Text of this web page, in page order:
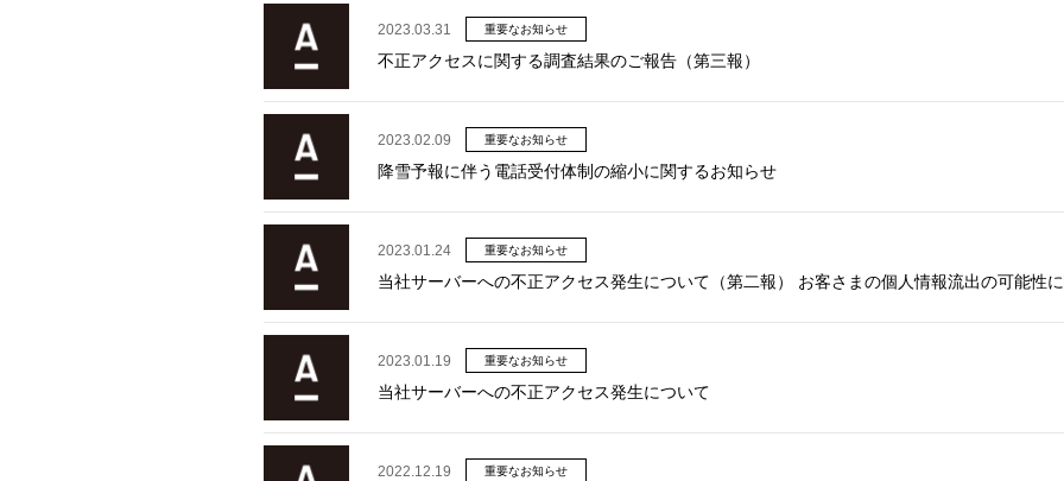
不正アクセスに関する調査結果のご報告（第三報）
2023.03.31 重要なお知らせ
降雪予報に伴う電話受付体制の縮小に関するお知らせ
2023.02.09 重要なお知らせ
当社サーバーへの不正アクセス発生について（第二報） お客さまの個人情報流出の可能性
2023.01.24 重要なお知らせ
当社サーバーへの不正アクセス発生について
2023.01.19 重要なお知らせ
2022.12.19 重要なお知らせ